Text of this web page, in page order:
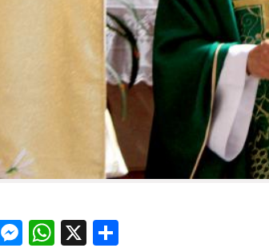
Facebook
Messenger
WhatsApp
X